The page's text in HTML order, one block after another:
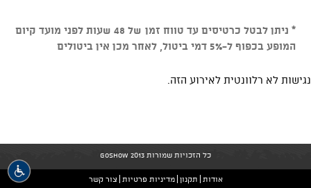
* ניתן לבטל כרטיסים עד טווח זמן של 48 שעות לפני מועד קיום
המופע בכפוף ל-5% דמי ביטול, לאחר מכן אין ביטולים
נגישות לא רלוונטית לאירוע הזה.
כל הזכויות שמורות GoShow 2013
אודות תקנון מדיניות פרטיות צור קשר